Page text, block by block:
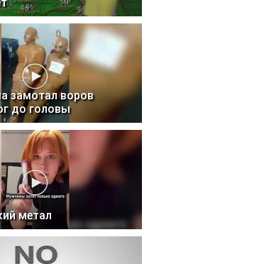
замотал воров
до головы
метал